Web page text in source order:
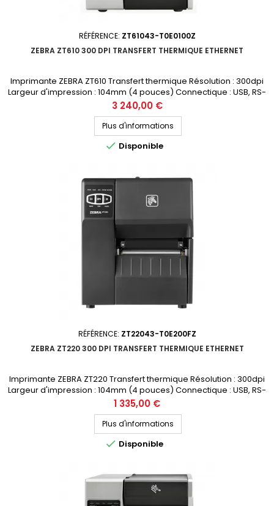
RÉFÉRENCE: ZT61043-T0E0100Z
ZEBRA ZT610 300 DPI TRANSFERT THERMIQUE ETHERNET
Imprimante ZEBRA ZT610 Transfert thermique Résolution : 300dpi
Largeur d'impression : 104mm (4 pouces) Connectique : USB, RS-
232, Bluetooth, Ethernet Prix public (avant remise) : 3240€ HT
Demandez votre devis personnalisé
Prix
3 240,00 €
Plus d'informations
 Disponible
RÉFÉRENCE: ZT22043-T0E200FZ
ZEBRA ZT220 300 DPI TRANSFERT THERMIQUE ETHERNET
Imprimante ZEBRA ZT220 Transfert thermique Résolution : 300dpi
Largeur d'impression : 104mm (4 pouces) Connectique : USB, RS-
232, Ethernet Prix public (avant remise) : 1335€ HT Demandez votre
devis personnalisé
Prix
1 335,00 €
Plus d'informations
 Disponible